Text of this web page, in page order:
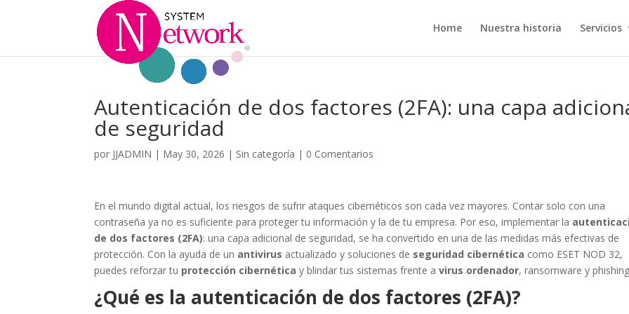
Home Nuestra historia Servicios
Autenticación de dos factores (2FA): una capa
de seguridad
por JJADMIN | May 30, 2026 | Sin categoría | 0 Comentarios
En el mundo digital actual, los riesgos de sufrir ataques cibernéticos son cada vez mayores. Contar solo con una
contraseña ya no es suficiente para proteger tu información y la de tu empresa. Por eso, implementar la
de dos factores (2FA): una capa adicional de seguridad, se ha convertido en una de las medidas más efectivas de
protección. Con la ayuda de un antivirus actualizado y soluciones de seguridad cibernética como ESET NOD 32,
puedes reforzar tu protección cibernética y blindar tus sistemas frente avirus ordenador, ransomware y
¿Qué es la autenticación de dos factores (2FA)?